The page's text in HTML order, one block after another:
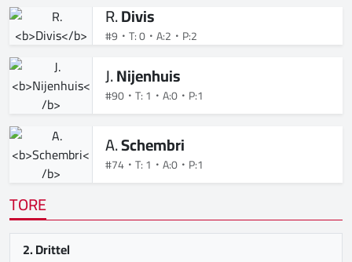
R.Divis
#9 T: 0 A:2 P:2
J.Nijenhuis
#90 T: 1 A:0 P:1
A.Schembri
#74 T: 1 A:0 P:1
TORE
2. Drittel